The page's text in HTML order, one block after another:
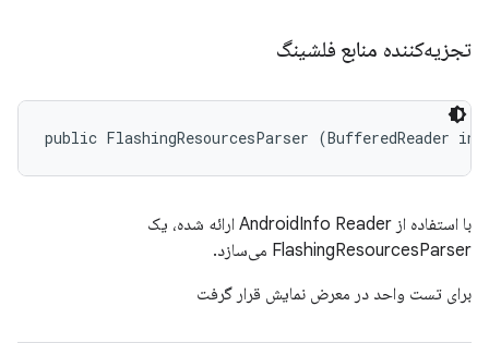
تجزیه‌کننده منابع فلشینگ
public FlashingResourcesParser (BufferedReader
با استفاده از AndroidInfo Reader ارائه شده، یک
FlashingResourcesParser می‌سازد.
برای تست واحد در معرض نمایش قرار گرفت